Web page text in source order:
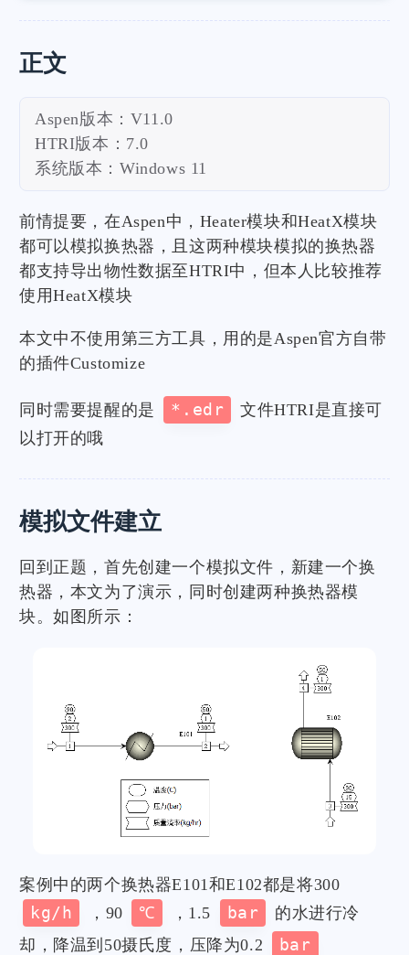
正文
Aspen版本：V11.0
HTRI版本：7.0
系统版本：Windows 11
前情提要，在Aspen中，Heater模块和HeatX模块
都可以模拟换热器，且这两种模块模拟的换热器
都支持导出物性数据至HTRI中，但本人比较推荐
使用HeatX模块
本文中不使用第三方工具，用的是Aspen官方自带
的插件Customize
同时需要提醒的是 *.edr
文件HTRI是直接可
以打开的哦
模拟文件建立
回到正题，首先创建一个模拟文件，新建一个换
热器，本文为了演示，同时创建两种换热器模
块。如图所示：
案例中的两个换热器E101和E102都是将300
kg/h
，90 ℃ ，1.5 bar
的水进行冷
却，降温到50摄氏度，压降为0.2
bar